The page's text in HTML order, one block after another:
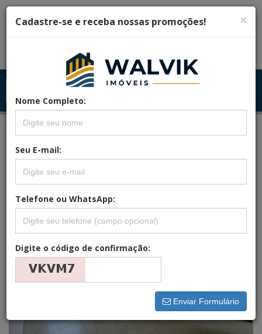
Principal
REFERÊNCIA: LAVIVANCE.2
APARTAMENTO À VENDA EM BOA
VIAGEM COM 56M²!
×
Cadastre-se e receba nossas promoções!
Nome Completo:
Seu E-mail:
Telefone ou WhatsApp:
Digite o código de confirmação:
Enviar Formulário